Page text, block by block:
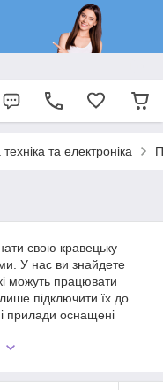
та електроніка
свою кравецьку
У нас ви знайдете
можуть працювати
підключити їх до
прилади оснащені
самі м’яті